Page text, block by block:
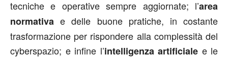
tecniche e operative sempre aggiornate; l’area
normativae delle buone pratiche, in costante
trasformazione per rispondere alla complessità del
cyberspazio; e infine l’intelligenza artificiale e le